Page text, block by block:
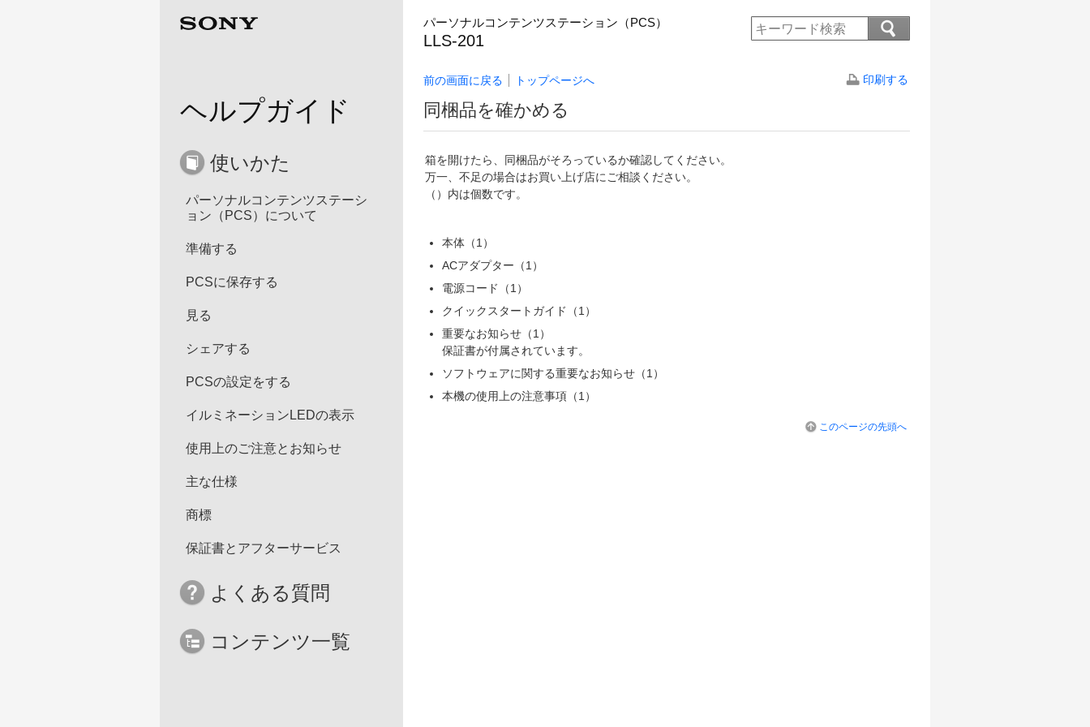
ヘルプガイド
使いかた
パーソナルコンテンツステーシ
ョン（PCS）について
準備する
PCSに保存する
見る
シェアする
PCSの設定をする
イルミネーションLEDの表示
使用上のご注意とお知らせ
主な仕様
商標
保証書とアフターサービス
よくある質問
コンテンツ一覧
パーソナルコンテンツステーション（PCS）
LLS-201
前の画面に戻る トップページへ 印刷する
同梱品を確かめる
箱を開けたら、同梱品がそろっているか確認してください。
万一、不足の場合はお買い上げ店にご相談ください。
（）内は個数です。
本体（1）
ACアダプター（1）
電源コード（1）
クイックスタートガイド（1）
重要なお知らせ（1）
保証書が付属されています。
ソフトウェアに関する重要なお知らせ（1）
本機の使用上の注意事項（1）
このページの先頭へ